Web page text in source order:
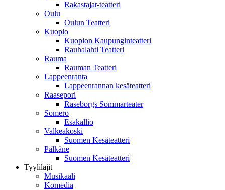
Rakastajat-teatteri
Oulu
Oulun Teatteri
Kuopio
Kuopion Kaupunginteatteri
Rauhalahti Teatteri
Rauma
Rauman Teatteri
Lappeenranta
Lappeenrannan kesäteatteri
Raasepori
Raseborgs Sommarteater
Somero
Esakallio
Valkeakoski
Suomen Kesäteatteri
Pälkäne
Suomen Kesäteatteri
Tyylilajit
Musikaali
Komedia